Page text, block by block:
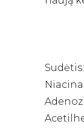
Sudėtis: